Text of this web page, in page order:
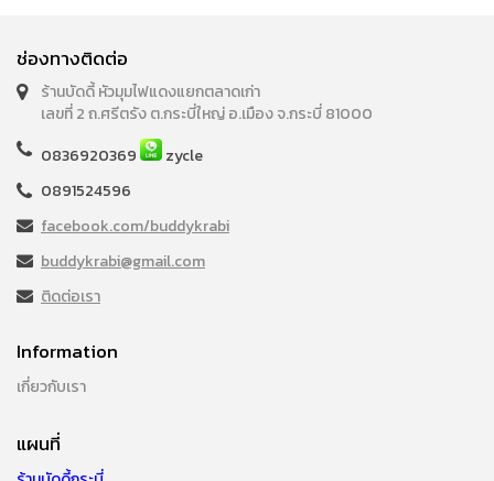
ช่องทางติดต่อ
ร้านบัดดี้ หัวมุมไฟแดงแยกตลาดเก่า
เลขที่ 2 ถ.ศรีตรัง ต.กระบี่ใหญ่ อ.เมือง จ.กระบี่ 81000
0836920369
zycle
0891524596
facebook.com/buddykrabi
buddykrabi@gmail.com
ติดต่อเรา
Information
เกี่ยวกับเรา
แผนที่